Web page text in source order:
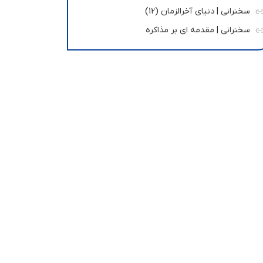
سخنرانی | دنیای آخرالزمان (12)
سخنرانی | مقدمه ای بر مذاکره